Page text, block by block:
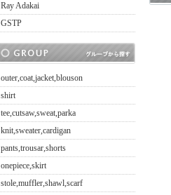
Ray Adakai
GSTP
outer,coat,jacket,blouson
shirt
tee,cutsaw,sweat,parka
knit,sweater,cardigan
pants,trousar,shorts
onepiece,skirt
stole,muffler,shawl,scarf